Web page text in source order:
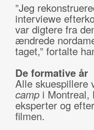
”Jeg
interviewe
var digtere fra
ændrede
taget,” fortalte
De formative år
Alle skuespillere
campi Montreal,
eksperter og
filmen.